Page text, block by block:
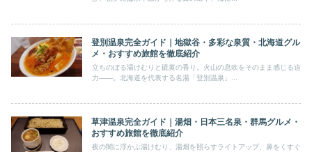
登別温泉完全ガイド｜地獄谷・多彩な泉質・北海道グル
メ・おすすめ旅館を徹底紹介
立ちのぼる湯けむりと硫黄の香り。火山の息吹をそのまま感じる迫
力――。北海道を代表する名湯「登別温泉」...
草津温泉完全ガイド｜湯畑・日本三名泉・群馬グルメ・
おすすめ旅館を徹底紹介
夜の闇に浮かぶ湯けむり、湯畑を照らすライトアップ、鼻をくすぐ